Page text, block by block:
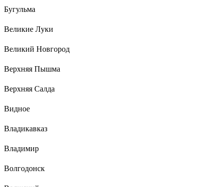
Бугульма
Великие Луки
Великий Новгород
Верхняя Пышма
Верхняя Салда
Видное
Владикавказ
Владимир
Волгодонск